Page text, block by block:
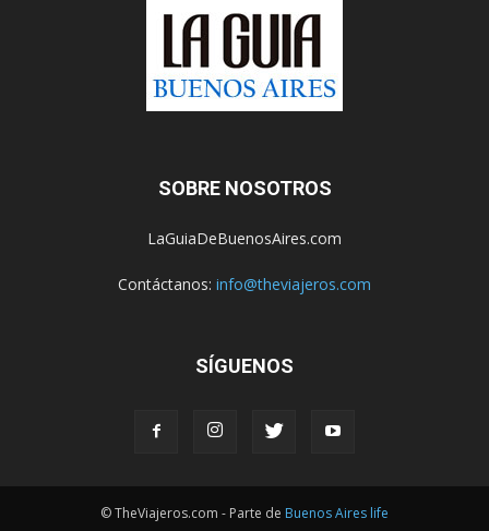
SOBRE NOSOTROS
LaGuiaDeBuenosAires.com
Contáctanos: info@theviajeros.com
SÍGUENOS
© TheViajeros.com - Parte de Buenos Aires life